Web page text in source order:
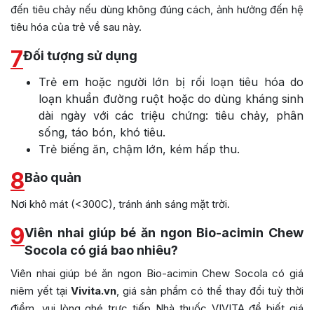
đến tiêu chảy nếu dùng không đúng cách, ảnh hưởng đến hệ
tiêu hóa của trẻ về sau này.
7Đối tượng sử dụng
Trẻ em hoặc người lớn bị rối loạn tiêu hóa do
loạn khuẩn đường ruột hoặc do dùng kháng sinh
dài ngày với các triệu chứng: tiêu chảy, phân
sống, táo bón, khó tiêu.
Trẻ biếng ăn, chậm lớn, kém hấp thu.
8Bảo quản
Nơi khô mát (<300C), tránh ánh sáng mặt trời.
9Viên nhai giúp bé ăn ngon Bio-acimin Chew
Socola có giá bao nhiêu?
Viên nhai giúp bé ăn ngon Bio-acimin Chew Socola có giá
niêm yết tại Vivita.vn, giá sản phẩm có thể thay đổi tuỳ thời